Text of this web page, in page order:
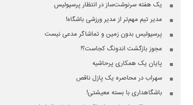
یک هفته سرنوشت‌ساز در انتظار پرسپولیس
مدیر تیم مهم‌تر از مدیر ورزشی باشگاه!
پرسپولیس بدون زمین و تماشاگر مدعی نیست
مجوز بازگشت اندونگ کجاست؟!
پایان یک همکاری پرحاشیه
سهراب در محاصره یک پازل ناقص
باشگاهداری با بسته معیشتی!